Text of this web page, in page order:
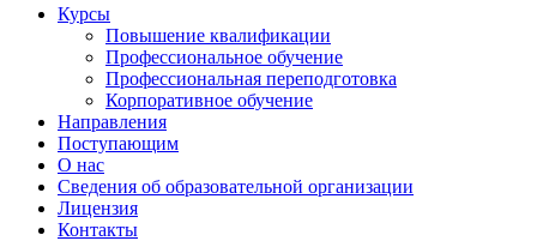
Курсы
Повышение квалификации
Профессиональное обучение
Профессиональная переподготовка
Корпоративное обучение
Направления
Поступающим
О нас
Сведения об образовательной организации
Лицензия
Контакты